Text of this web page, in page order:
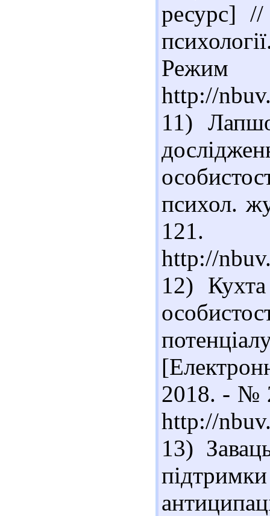
ресурс]
http://
11)
психол.
121.
http://
12)
2018. - №
http://
13)
підтримки